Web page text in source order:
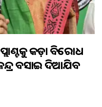
କଡ଼ା ବିରୋଧ
ବସାଇ ଦିଆଯିବ